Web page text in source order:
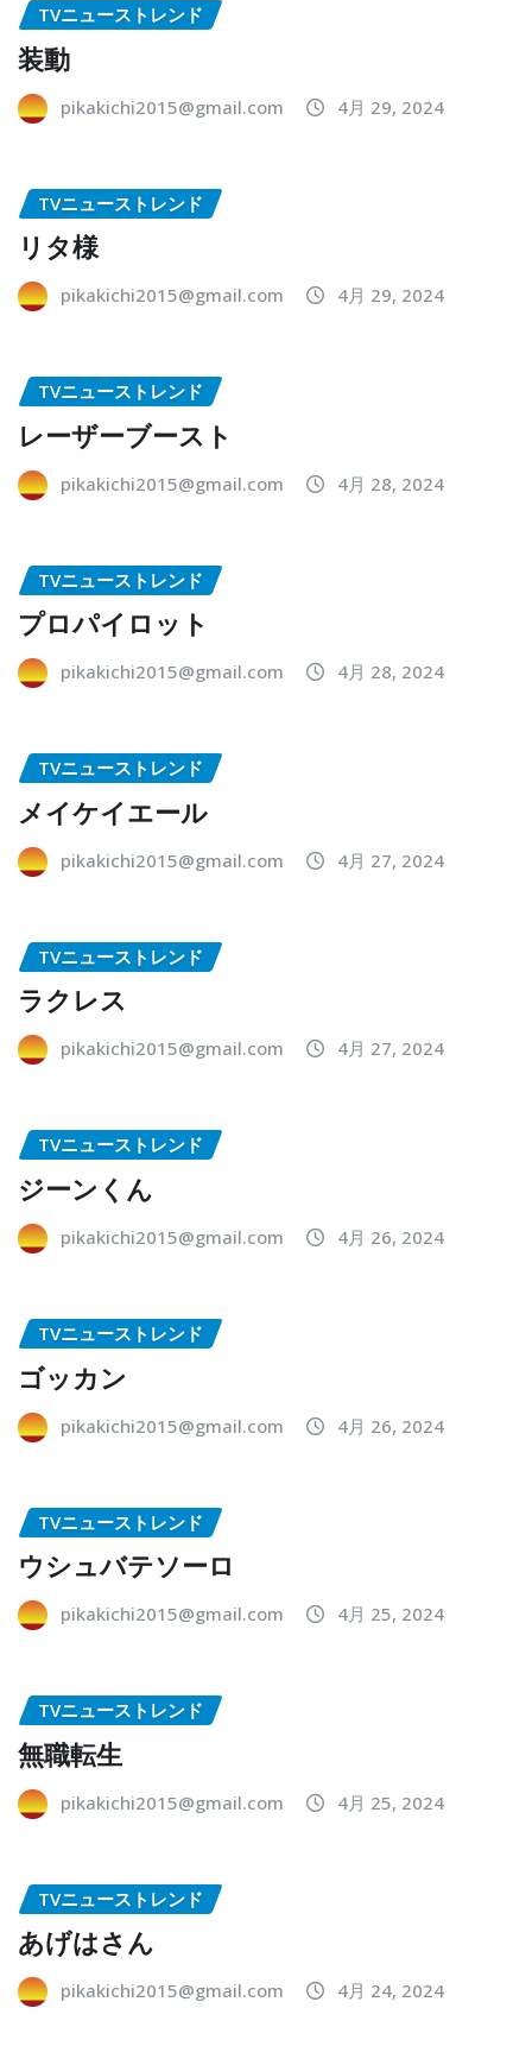
TVニューストレンド
装動
pikakichi2015@gmail.com 4月 29, 2024
TVニューストレンド
リタ様
pikakichi2015@gmail.com 4月 29, 2024
TVニューストレンド
レーザーブースト
pikakichi2015@gmail.com 4月 28, 2024
TVニューストレンド
プロパイロット
pikakichi2015@gmail.com 4月 28, 2024
TVニューストレンド
メイケイエール
pikakichi2015@gmail.com 4月 27, 2024
TVニューストレンド
ラクレス
pikakichi2015@gmail.com 4月 27, 2024
TVニューストレンド
ジーンくん
pikakichi2015@gmail.com 4月 26, 2024
TVニューストレンド
ゴッカン
pikakichi2015@gmail.com 4月 26, 2024
TVニューストレンド
ウシュバテソーロ
pikakichi2015@gmail.com 4月 25, 2024
TVニューストレンド
無職転生
pikakichi2015@gmail.com 4月 25, 2024
TVニューストレンド
あげはさん
pikakichi2015@gmail.com 4月 24, 2024